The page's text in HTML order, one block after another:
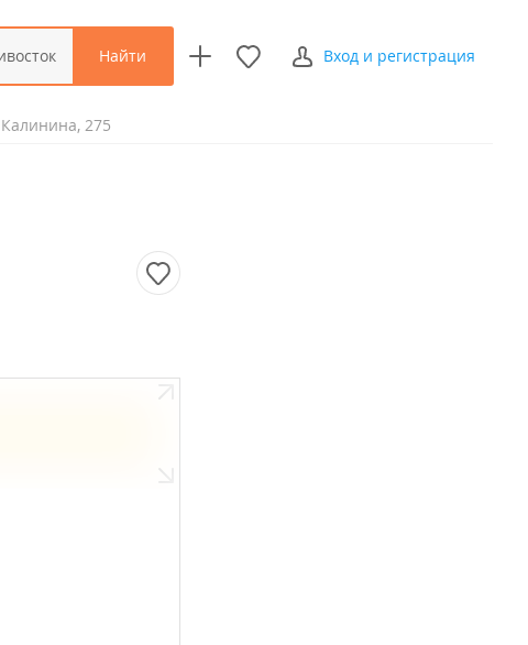
Найти Вход и регистрация
275